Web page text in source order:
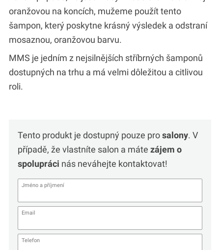
oranžovou na koncích, mužeme použít tento
šampon, který poskytne krásný výsledek a odstraní
mosaznou, oranžovou barvu.
MMS je jedním z nejsilnějších stříbrných šamponů
dostupných na trhu a má velmi dôležitou a citlivou
roli.
Tento produkt je dostupný pouze prosalony. V
případě, že vlastníte salon a máte zájem o
spolupráci nás neváhejte kontaktovat!